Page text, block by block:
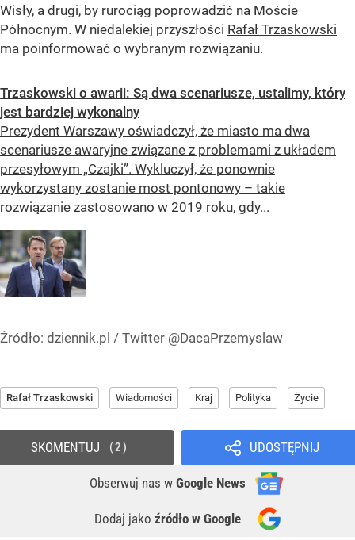
Wisły, a drugi, by rurociąg poprowadzić na Moście
Północnym. W niedalekiej przyszłości Rafał Trzaskowski
ma poinformować o wybranym rozwiązaniu.
Trzaskowski o awarii: Są dwa scenariusze, ustalimy, który
jest bardziej wykonalny
Prezydent Warszawy oświadczył, że miasto ma dwa
scenariusze awaryjne związane z problemami z układem
przesyłowym „Czajki”. Wykluczył, że ponownie
wykorzystany zostanie most pontonowy – takie
rozwiązanie zastosowano w 2019 roku, gdy...
Źródło: dziennik.pl / Twitter @DacaPrzemyslaw
Rafał Trzaskowski Wiadomości Kraj Polityka Życie
UDOSTĘPNIJ
Obserwuj nas w Google News
Dodaj jako źródło w Google
SKOMENTUJ 2